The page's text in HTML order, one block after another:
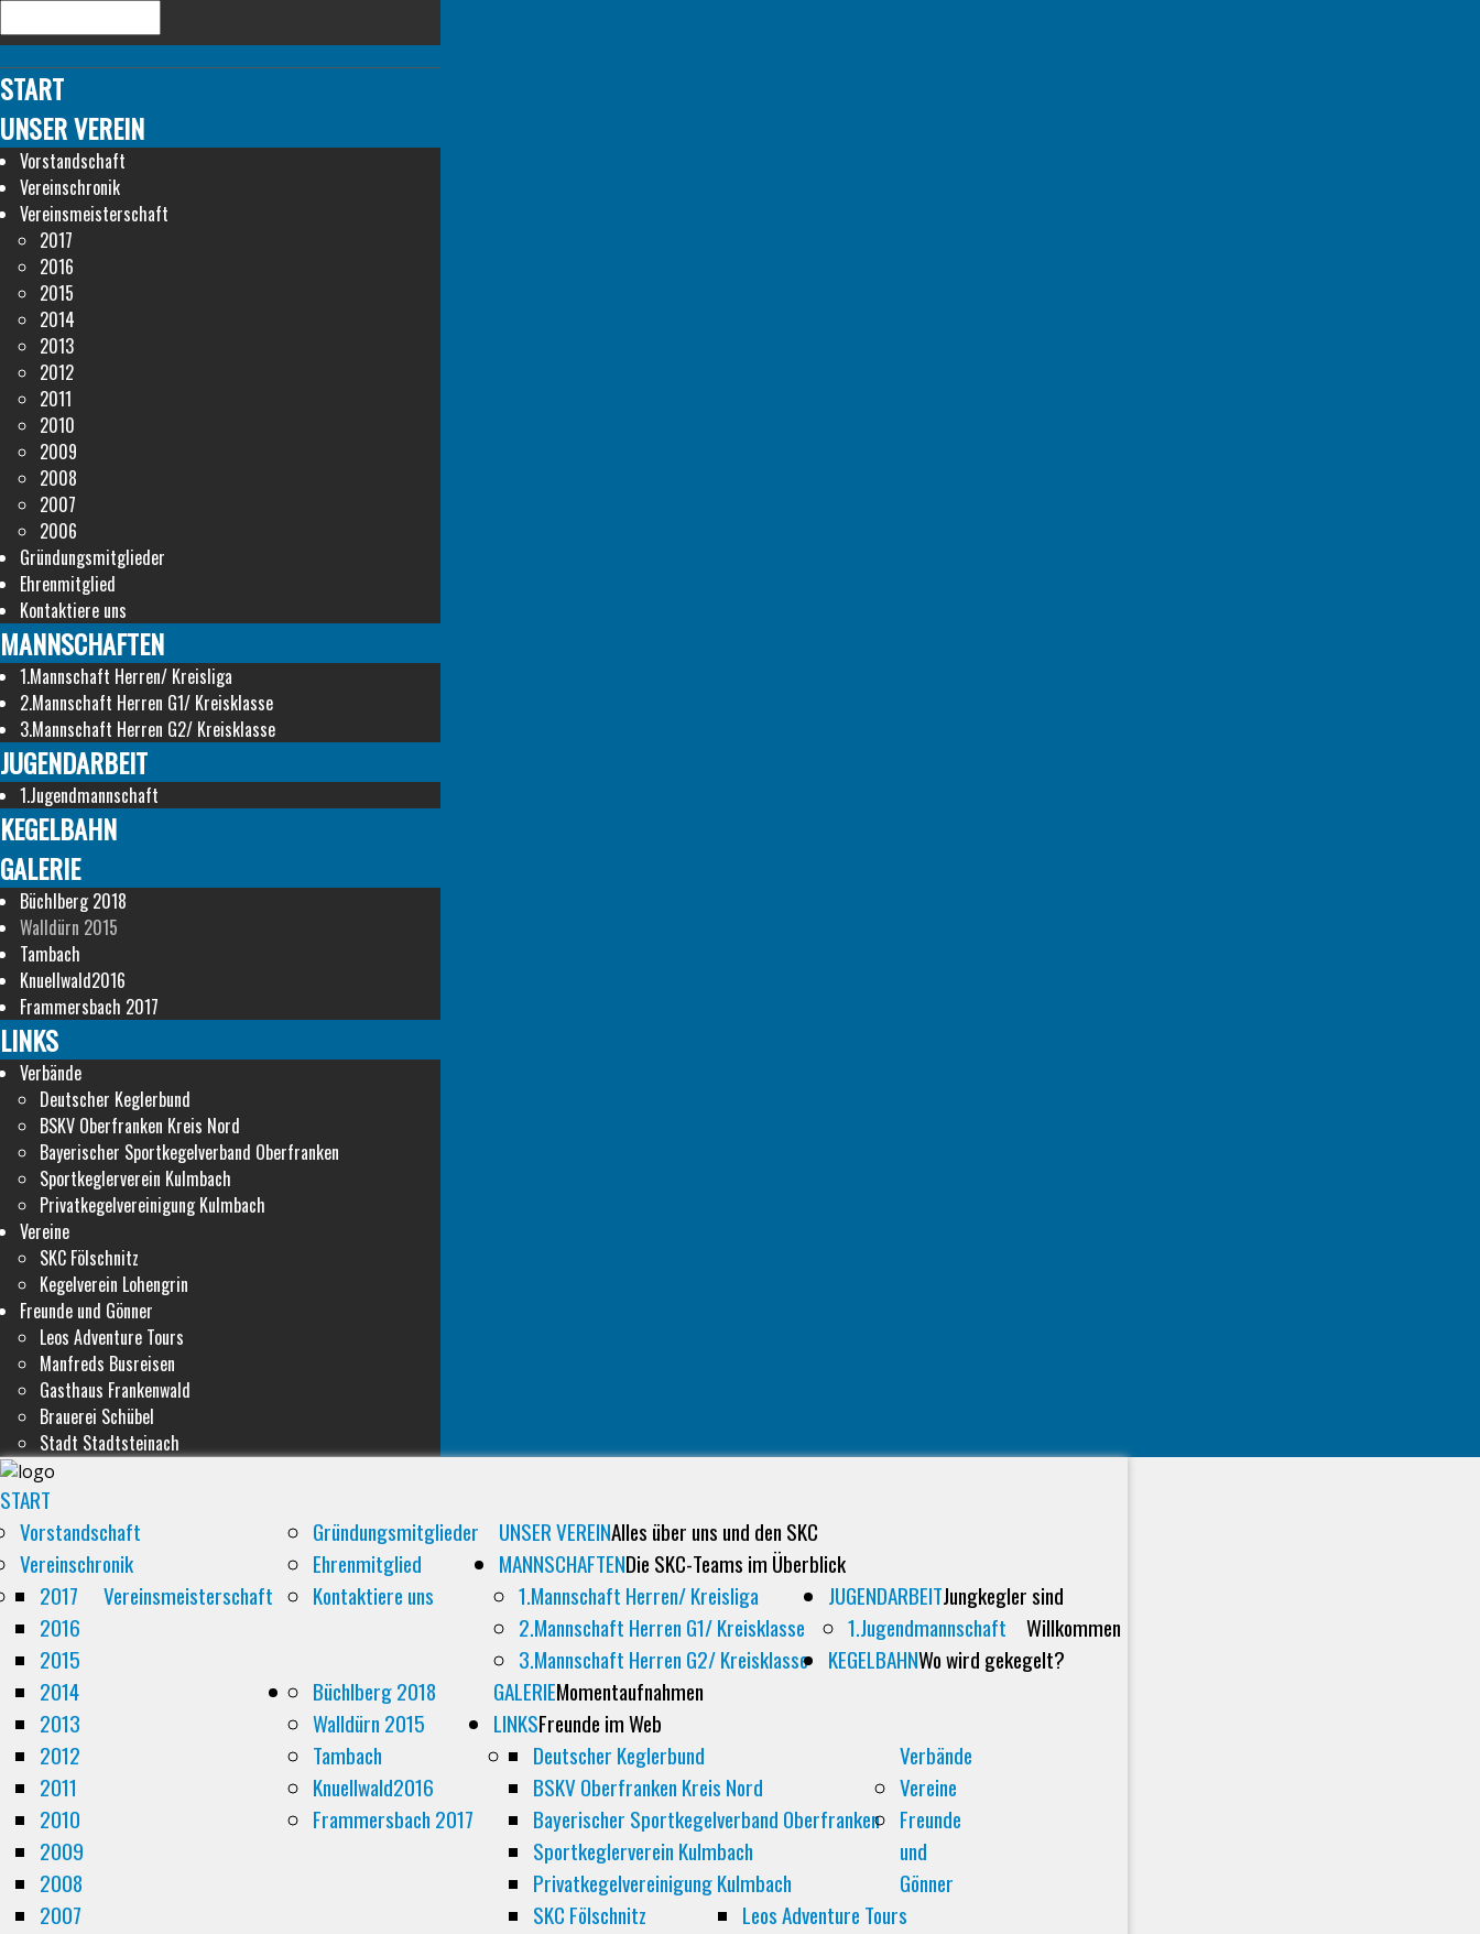
START
UNSER VEREIN
Vorstandschaft
Vereinschronik
Vereinsmeisterschaft
2017
2016
2015
2014
2013
2012
2011
2010
2009
2008
2007
2006
Gründungsmitglieder
Ehrenmitglied
Kontaktiere uns
MANNSCHAFTEN
1.Mannschaft Herren/ Kreisliga
2.Mannschaft Herren G1/ Kreisklasse
3.Mannschaft Herren G2/ Kreisklasse
JUGENDARBEIT
1.Jugendmannschaft
KEGELBAHN
GALERIE
Büchlberg 2018
Walldürn 2015
Tambach
Knuellwald2016
Frammersbach 2017
LINKS
Verbände
Deutscher Keglerbund
BSKV Oberfranken Kreis Nord
Bayerischer Sportkegelverband Oberfranken
Sportkeglerverein Kulmbach
Privatkegelvereinigung Kulmbach
Vereine
SKC Fölschnitz
Kegelverein Lohengrin
Freunde und Gönner
Leos Adventure Tours
Manfreds Busreisen
Gasthaus Frankenwald
Brauerei Schübel
Stadt Stadtsteinach
START
UNSER VEREINAlles über uns und den SKC
Vorstandschaft
Vereinschronik
Vereinsmeisterschaft
2017
2016
2015
2014
2013
2012
2011
2010
2009
2008
2007
Gründungsmitglieder
Ehrenmitglied
Kontaktiere uns
MANNSCHAFTENDie SKC-Teams im Überblick
1.Mannschaft Herren/ Kreisliga
2.Mannschaft Herren G1/ Kreisklasse
3.Mannschaft Herren G2/ Kreisklasse
JUGENDARBEITJungkegler sind
Willkommen
1.Jugendmannschaft
KEGELBAHNWo wird gekegelt?
GALERIEMomentaufnahmen
Büchlberg 2018
Walldürn 2015
Tambach
Knuellwald2016
Frammersbach 2017
LINKSFreunde im Web
Verbände
Deutscher Keglerbund
BSKV Oberfranken Kreis Nord
Bayerischer Sportkegelverband Oberfranken
Sportkeglerverein Kulmbach
Privatkegelvereinigung Kulmbach
Vereine
SKC Fölschnitz
Freunde
und
Gönner
Leos Adventure Tours